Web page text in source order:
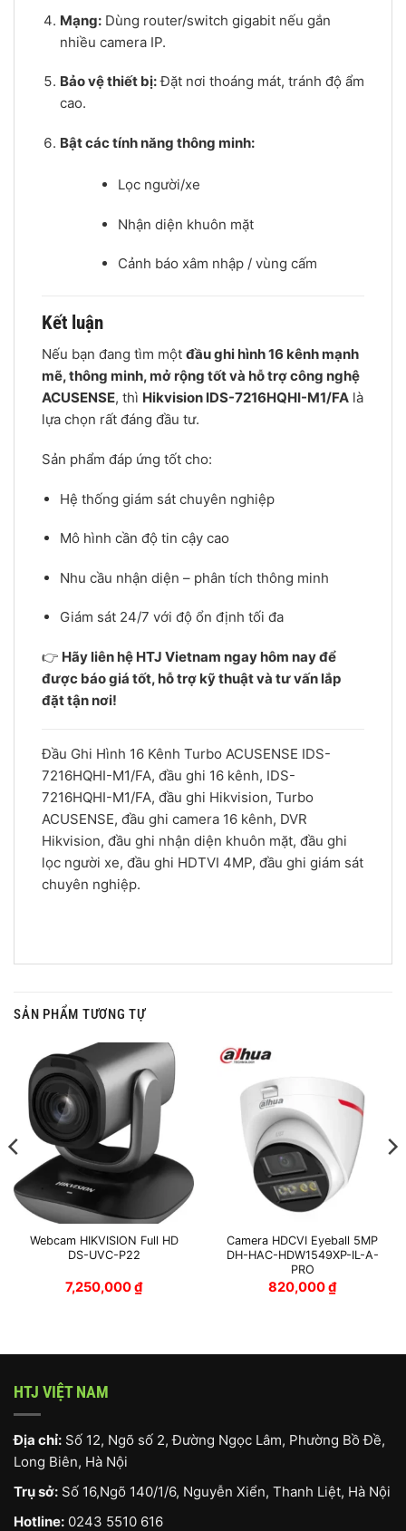
Mạng:Dùng router/switch gigabit nếu gắn
nhiều camera IP.
Bảo vệ thiết bị:Đặt nơi thoáng mát, tránh độ ẩm
cao.
Bật các tính năng thông minh:
Lọc người/xe
Nhận diện khuôn mặt
Cảnh báo xâm nhập / vùng cấm
Kết luận
Nếu bạn đang tìm một đầu ghi hình 16 kênh mạnh
mẽ, thông minh, mở rộng tốt và hỗ trợ công nghệ
ACUSENSE, thì Hikvision IDS-7216HQHI-M1/FA là
lựa chọn rất đáng đầu tư.
Sản phẩm đáp ứng tốt cho:
Hệ thống giám sát chuyên nghiệp
Mô hình cần độ tin cậy cao
Nhu cầu nhận diện – phân tích thông minh
Giám sát 24/7 với độ ổn định tối đa
👉 Hãy liên hệ HTJ Vietnam ngay hôm nay để
được báo giá tốt, hỗ trợ kỹ thuật và tư vấn lắp
đặt tận nơi!
Đầu Ghi Hình 16 Kênh Turbo ACUSENSE IDS-
7216HQHI-M1/FA, đầu ghi 16 kênh, IDS-
7216HQHI-M1/FA, đầu ghi Hikvision, Turbo
ACUSENSE, đầu ghi camera 16 kênh, DVR
Hikvision, đầu ghi nhận diện khuôn mặt, đầu ghi
lọc người xe, đầu ghi HDTVI 4MP, đầu ghi giám sát
chuyên nghiệp.
SẢN PHẨM TƯƠNG TỰ
Webcam HIKVISION Full HD
DS-UVC-P22
7,250,000₫
Camera HDCVI Eyeball 5MP
DH-HAC-HDW1549XP-IL-A-
PRO
820,000₫
HTJ VIỆT NAM
Địa chỉ: Số 12, Ngõ số 2, Đường Ngọc Lâm, Phường Bồ Đề,
Long Biên, Hà Nội
Trụ sở: Số 16,Ngõ 140/1/6, Nguyễn Xiển, Thanh Liệt, Hà Nội
Hotline: 0243 5510 616